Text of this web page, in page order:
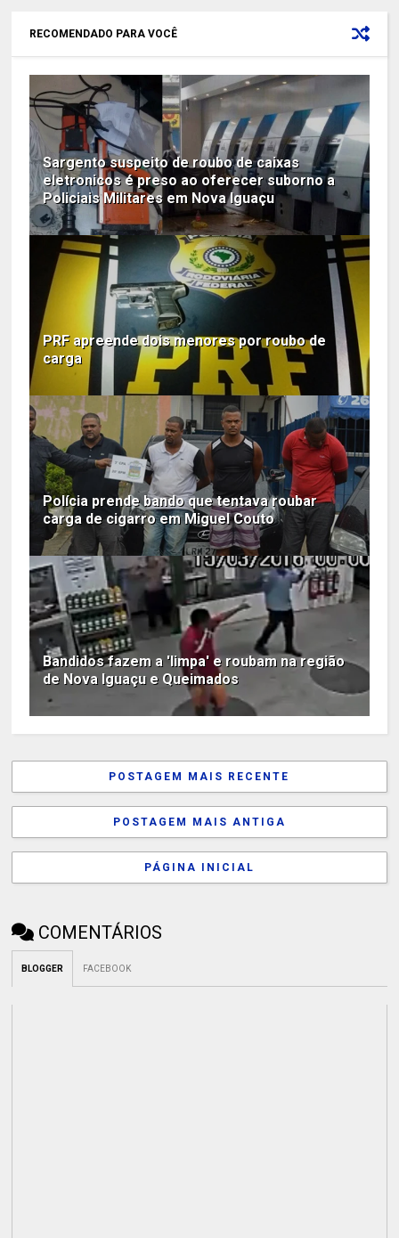
RECOMENDADO PARA VOCÊ
Sargento suspeito de roubo de caixas
eletronicos é preso ao oferecer suborno a
Policiais Militares em Nova Iguaçu
PRF apreende dois menores por roubo de
carga
Polícia prende bando que tentava roubar
carga de cigarro em Miguel Couto
Bandidos fazem a 'limpa' e roubam na região
de Nova Iguaçu e Queimados
POSTAGEM MAIS RECENTE
POSTAGEM MAIS ANTIGA
PÁGINA INICIAL
COMENTÁRIOS
BLOGGER FACEBOOK